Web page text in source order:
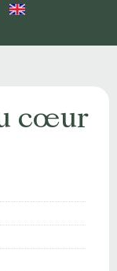
cœur